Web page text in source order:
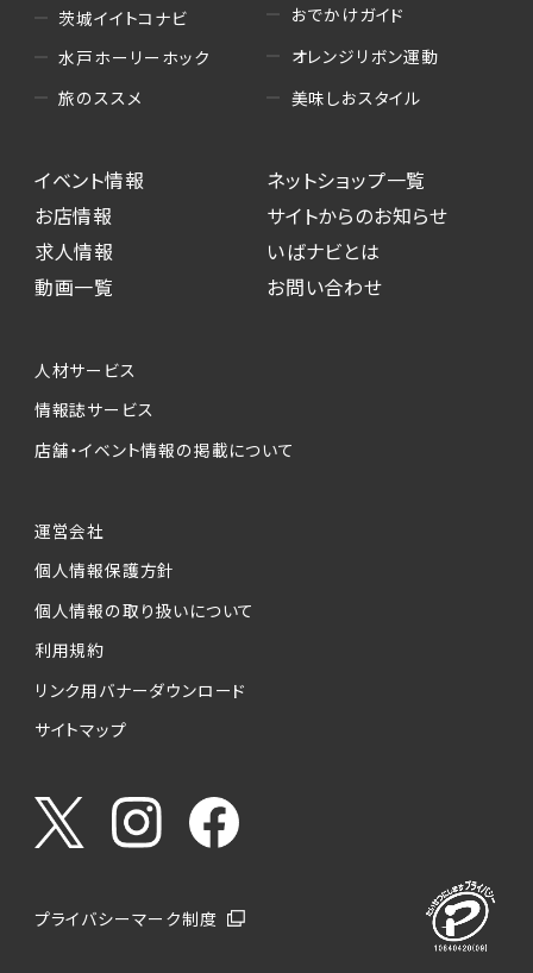
茨城イイトコナビ
水戸ホーリーホック
旅のススメ
おでかけガイド
オレンジリボン運動
美味しおスタイル
イベント情報
お店情報
求人情報
動画一覧
ネットショップ一覧
サイトからのお知らせ
いばナビとは
お問い合わせ
人材サービス
情報誌サービス
店舗・イベント情報の掲載について
運営会社
個人情報保護方針
個人情報の取り扱いについて
利用規約
リンク用バナーダウンロード
サイトマップ
プライバシーマーク制度